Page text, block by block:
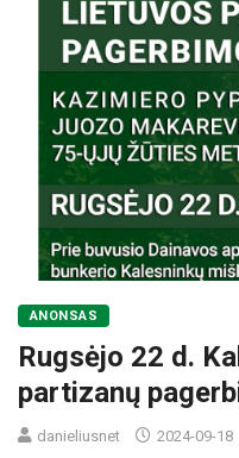
ANONSAS
Rugsėjo 22 d.
partizanų
danieliusnet 2024-09-18